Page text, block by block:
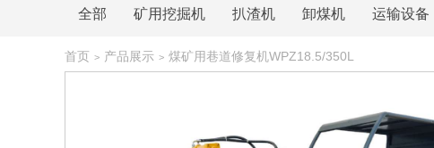
全部 矿用挖掘机 扒渣机 卸煤机 运输设备
首页 > 产品展示 > 煤矿用巷道修复机WPZ18.5/350L